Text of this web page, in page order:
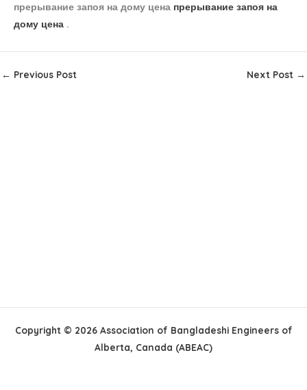
прерывание запоя на дому цена прерывание запоя на
дому цена .
← Previous Post Next Post →
Copyright © 2026 Association of Bangladeshi Engineers of
Alberta, Canada (ABEAC)